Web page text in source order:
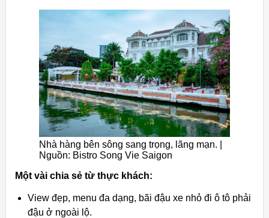
Nhà hàng bên sông sang trọng, lãng mạn. |
Nguồn: Bistro Song Vie Saigon
Một vài chia sẻ từ thực khách:
View đẹp, menu đa dạng, bãi đậu xe nhỏ đi ô tô phải
đậu ở ngoài lộ.